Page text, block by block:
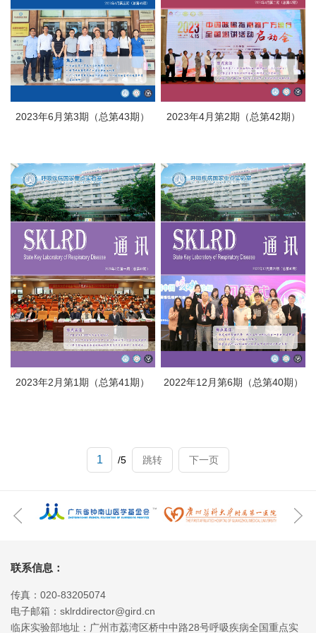
2023年6月第3期（总第43期） 2023年4月第2期（总第42期）
2023年2月第1期（总第41期） 2022年12月第6期（总第40期）
/5 跳转 下一页
联系信息：
传真：020-83205074
电子邮箱：sklrddirector@gird.cn
临床实验部地址：广州市荔湾区桥中中路28号呼吸疾病全国重点实